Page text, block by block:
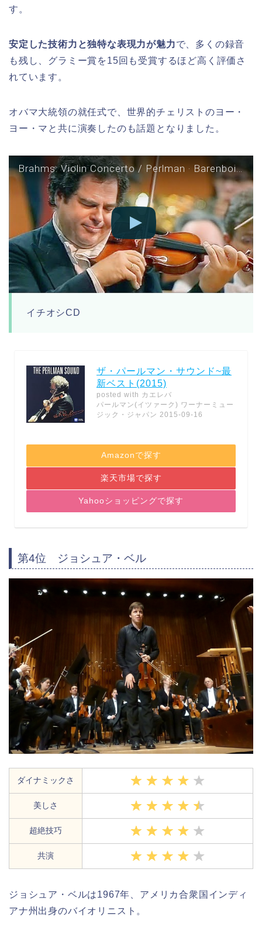
す。
安定した技術力と独特な表現力が魅力で、多くの録音
も残し、グラミー賞を15回も受賞するほど高く評価さ
れています。
オバマ大統領の就任式で、世界的チェリストのヨー・
ヨー・マと共に演奏したのも話題となりました。
Brahms: Violin Concerto / Perlman · Barenboim · Berliner Philharmoniker
イチオシCD
ザ・パールマン・サウンド~最
新ベスト(2015)
posted with カエレバ
パールマン(イツァーク) ワーナーミュー
ジック・ジャパン 2015-09-16
Amazonで探す
楽天市場で探す
Yahooショッピングで探す
第4位 ジョシュア・ベル
ダイナミックさ
美しさ
超絶技巧
共演
ジョシュア・ベルは1967年、アメリカ合衆国インディ
アナ州出身のバイオリニスト。